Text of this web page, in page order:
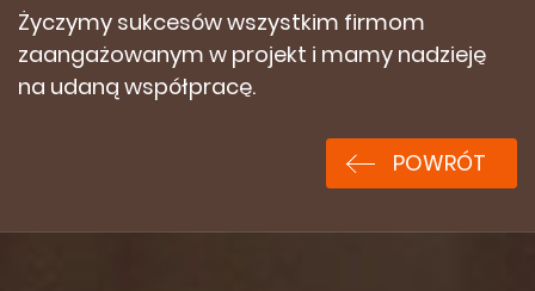
Życzymy sukcesów wszystkim firmom
zaangażowanym w projekt i mamy nadzieję
na udaną współpracę.
POWRÓT